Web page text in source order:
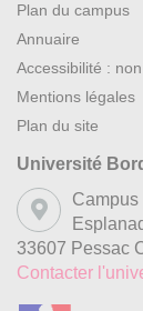
Plan du campus
Annuaire
Accessibilité :
Mentions légales
Plan du site
Université
Campus
33607 Pessac
Contacter